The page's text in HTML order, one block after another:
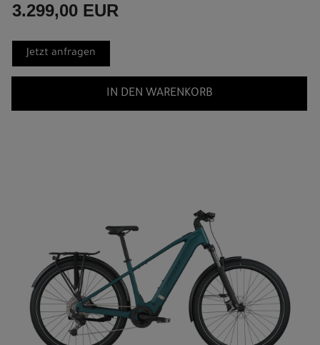
3.299,00 EUR
Jetzt anfragen
IN DEN WARENKORB